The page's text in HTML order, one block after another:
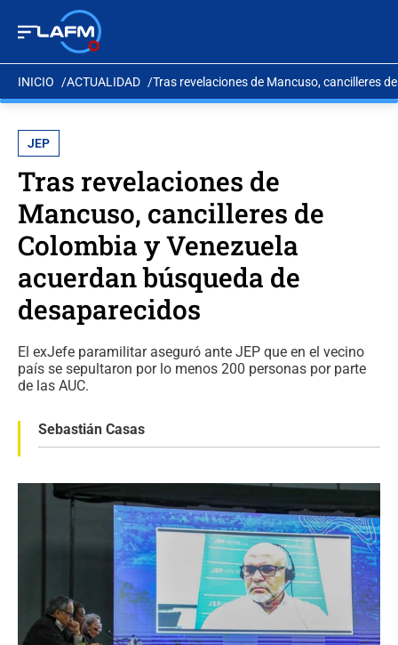
INICIO ACTUALIDAD Tras revelaciones de Mancuso, cancilleres
JEP
Tras revelaciones de
Mancuso, cancilleres de
Colombia y Venezuela
acuerdan búsqueda de
desaparecidos
El exJefe paramilitar aseguró ante JEP que en el vecino
país se sepultaron por lo menos 200 personas por parte
de las AUC.
Sebastián Casas